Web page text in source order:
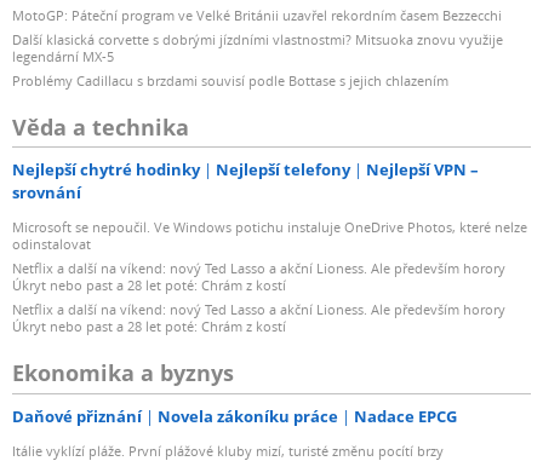
MotoGP: Páteční program ve Velké Británii uzavřel rekordním časem Bezzecchi
Další klasická corvette s dobrými jízdními vlastnostmi? Mitsuoka znovu využije
legendární MX-5
Problémy Cadillacu s brzdami souvisí podle Bottase s jejich chlazením
Věda a technika
Nejlepší chytré hodinky Nejlepší telefony
Nejlepší VPN –
srovnání
Microsoft se nepoučil. Ve Windows potichu instaluje OneDrive Photos, které nelze
odinstalovat
Netflix a další na víkend: nový Ted Lasso a akční Lioness. Ale především horory
Úkryt nebo past a 28 let poté: Chrám z kostí
Netflix a další na víkend: nový Ted Lasso a akční Lioness. Ale především horory
Úkryt nebo past a 28 let poté: Chrám z kostí
Ekonomika a byznys
Daňové přiznání Novela zákoníku práce Nadace EPCG
Itálie vyklízí pláže. První plážové kluby mizí, turisté změnu pocítí brzy